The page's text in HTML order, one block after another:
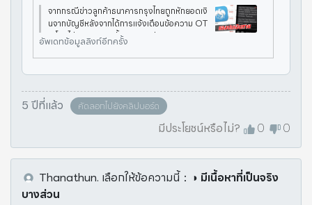
จากกรณีข่าวลูกค้าธนาคารกรุงไทยถูกหักยอดเงิ
นจากบัญชีหลังจากได้การแจ้งเตือนข้อความ OT
P โดยไม่ทราบสาเหตุนั้น เกาะติดข่าว กดติดตาม
ข่าวสด เมื่อวันที่ 28 พ.ย. ธนาคารฯ ไ
อัพเดทข้อมูลลิงก์อีกครั้ง
5 ปีที่แล้ว คัดลอกไปยังคลิปบอร์ด
มีประโยชน์หรือไม่? 0 0
Thanathun. เลือกให้ข้อความนี้： ◑ มีเนื้อหาที่เป็นจริง
บางส่วน